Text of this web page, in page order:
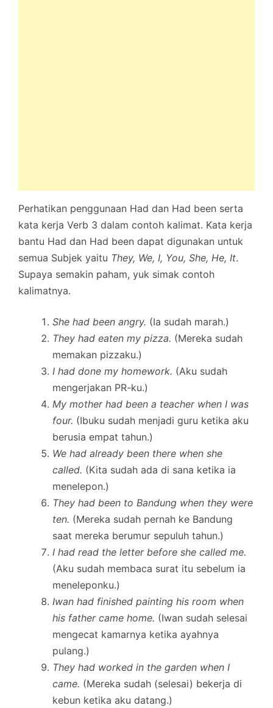
Perhatikan penggunaan Had dan Had been serta
kata kerja Verb 3 dalam contoh kalimat. Kata kerja
bantu Had dan Had been dapat digunakan untuk
semua Subjek yaitu They, We, I, You, She, He, It.
Supaya semakin paham, yuk simak contoh
kalimatnya.
She had been angry. (Ia sudah marah.)
They had eaten my pizza. (Mereka sudah
memakan pizzaku.)
I had done my homework. (Aku sudah
mengerjakan PR-ku.)
My mother had been a teacher when I was
four. (Ibuku sudah menjadi guru ketika aku
berusia empat tahun.)
We had already been there when she
called. (Kita sudah ada di sana ketika ia
menelepon.)
They had been to Bandung when they were
ten. (Mereka sudah pernah ke Bandung
saat mereka berumur sepuluh tahun.)
I had read the letter before she called me.
(Aku sudah membaca surat itu sebelum ia
meneleponku.)
Iwan had finished painting his room when
his father came home. (Iwan sudah selesai
mengecat kamarnya ketika ayahnya
pulang.)
They had worked in the garden when I
came. (Mereka sudah (selesai) bekerja di
kebun ketika aku datang.)